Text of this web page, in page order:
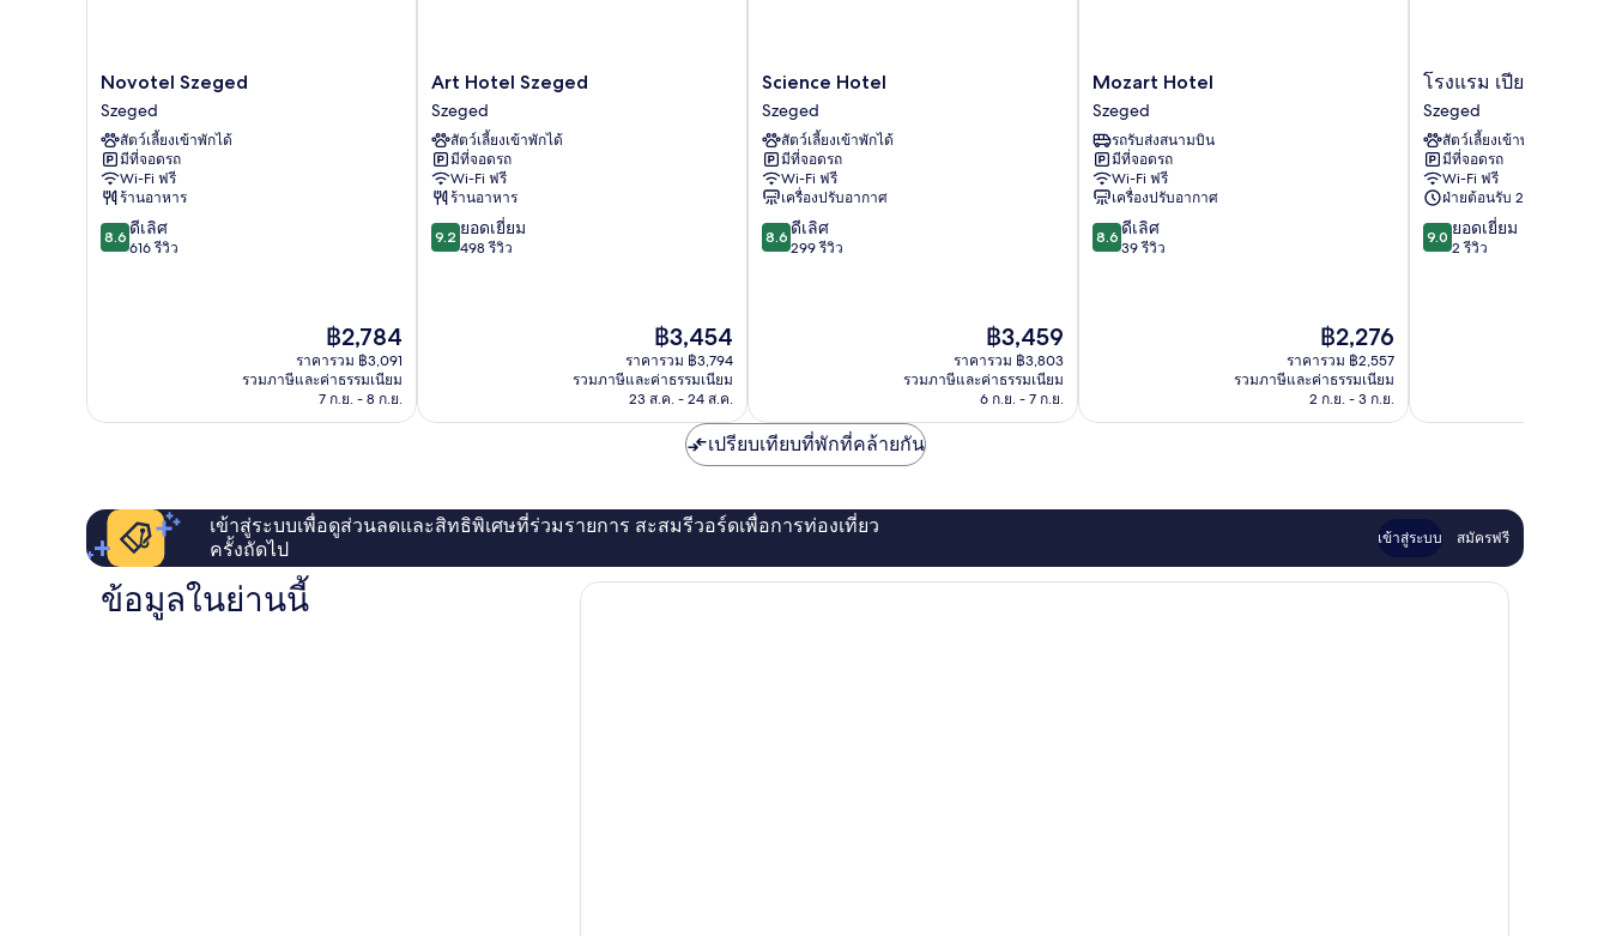
Novotel
Szeged
Szeged
Novotel Szeged
Szeged
สัตว์เลี้ยงเข้าพักได้
มีที่จอดรถ
Wi-Fi ฟรี
ร้านอาหาร
8.6
จาก
8.6 ดีเลิศ
616 รีวิว
ราคา
ปัจจุบัน
คือ
฿2,784
฿2,784
ราคารวม ฿3,091
รวมภาษีและค่าธรรมเนียม
7 ก.ย. - 8 ก.ย.
Art
Hotel
Szeged
Szeged
Art Hotel Szeged
Szeged
สัตว์เลี้ยงเข้าพักได้
มีที่จอดรถ
Wi-Fi ฟรี
ร้านอาหาร
9.2
จาก
9.2 ยอดเยี่ยม
498 รีวิว
ราคา
ปัจจุบัน
คือ
฿3,454
฿3,454
ราคารวม ฿3,794
รวมภาษีและค่าธรรมเนียม
23 ส.ค. - 24 ส.ค.
Science
Hotel
Szeged
Science Hotel
Szeged
สัตว์เลี้ยงเข้าพักได้
มีที่จอดรถ
Wi-Fi ฟรี
เครื่องปรับอากาศ
8.6
จาก
8.6 ดีเลิศ
299 รีวิว
ราคา
ปัจจุบัน
คือ
฿3,459
฿3,459
ราคารวม ฿3,803
รวมภาษีและค่าธรรมเนียม
6 ก.ย. - 7 ก.ย.
Mozart
Hotel
Szeged
Mozart Hotel
Szeged
รถรับส่งสนามบิน
มีที่จอดรถ
Wi-Fi ฟรี
เครื่องปรับอากาศ
8.6
จาก
8.6 ดีเลิศ
39 รีวิว
ราคา
ปัจจุบัน
คือ
฿2,276
฿2,276
ราคารวม ฿2,557
รวมภาษีและค่าธรรมเนียม
2 ก.ย. - 3 ก.ย.
โรงแรม
เปีย
โน
Szeged
โรงแรม เปียโน
Szeged
สัตว์เลี้ยงเข้าพักได้
มีที่จอดรถ
Wi-Fi ฟรี
ฝ่ายต้อนรับ 24 ชั่วโมง
9.0
จาก
9.0 ยอดเยี่ยม
2 รีวิว
เปรียบเทียบที่พักที่คล้ายกัน
เข้าสู่ระบบเพื่อดูส่วนลดและสิทธิพิเศษที่ร่วมรายการ สะสมรีวอร์ดเพื่อการท่องเที่ยว
ครั้งถัดไป
เข้าสู่ระบบ สมัครฟรี
ข้อมูลในย่านนี้